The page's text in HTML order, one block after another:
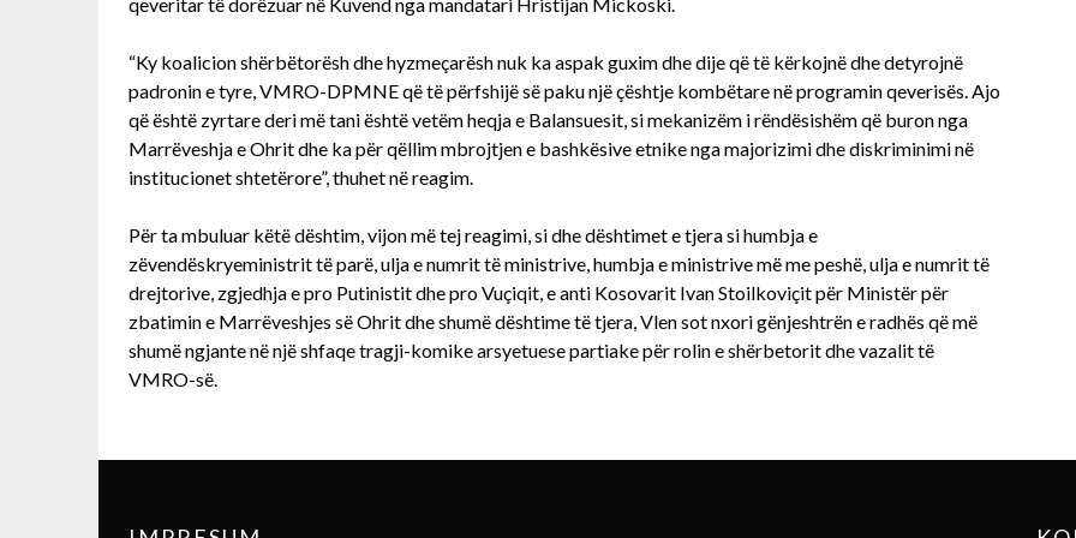
qeveritar të dorëzuar në Kuvend nga mandatari Hristijan Mickoski.
“Ky koalicion shërbëtorësh dhe hyzmeçarësh nuk ka aspak guxim dhe dije që të kërkojnë dhe detyrojnë
padronin e tyre, VMRO-DPMNE që të përfshijë së paku një çështje kombëtare në programin qeverisës. Ajo
që është zyrtare deri më tani është vetëm heqja e Balansuesit, si mekanizëm i rëndësishëm që buron nga
Marrëveshja e Ohrit dhe ka për qëllim mbrojtjen e bashkësive etnike nga majorizimi dhe diskriminimi në
institucionet shtetërore”, thuhet në reagim.
Për ta mbuluar këtë dështim, vijon më tej reagimi, si dhe dështimet e tjera si humbja e
zëvendëskryeministrit të parë, ulja e numrit të ministrive, humbja e ministrive më me peshë, ulja e numrit të
drejtorive, zgjedhja e pro Putinistit dhe pro Vuçiqit, e anti Kosovarit Ivan Stoilkoviçit për Ministër për
zbatimin e Marrëveshjes së Ohrit dhe shumë dështime të tjera, Vlen sot nxori gënjeshtrën e radhës që më
shumë ngjante në një shfaqe tragji-komike arsyetuese partiake për rolin e shërbetorit dhe vazalit të
VMRO-së.